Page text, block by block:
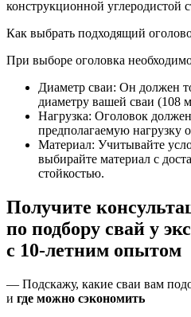
конструкционной углеродистой
Как выбрать подходящий
При выборе оголовка
Диаметр сваи: Он должен
диаметру вашей сваи (108
Нагрузка: Оголовок
предполагаемую нагрузку
Материал: Учитывайте
выбирайте материал с
стойкостью.
Получите
по подбору свай у
с 10-летним опытом
— Подскажу, какие сваи вам
и где можно сэкономить